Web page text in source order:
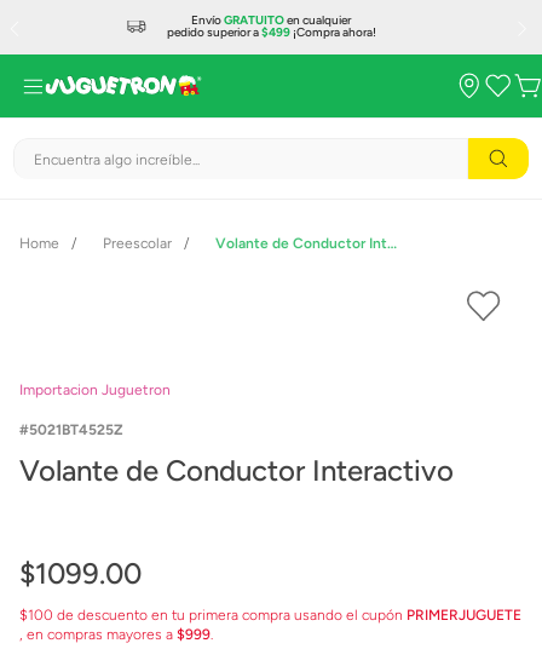
EnvíoGRATUITOen cualquier
pedido superior a$499¡Compra ahora!
Encuentra algo increíble...
Preescolar Volante de Conductor Interactivo
Importacion Juguetron
5021BT4525Z
Volante de Conductor Interactivo
$1099.00
$100 de descuento en tu primera compra usando el cupón PRIMERJUGUETE
, en compras mayores a $999.